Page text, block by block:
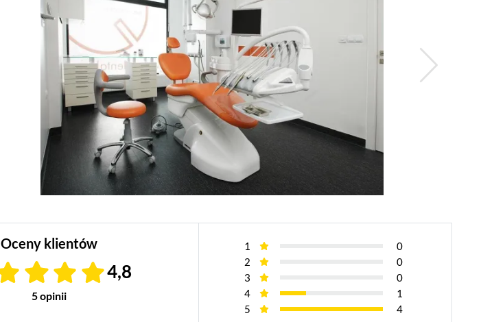
Oceny klientów
4,8
5 opinii
1
0
2
0
3
0
4
1
5
4